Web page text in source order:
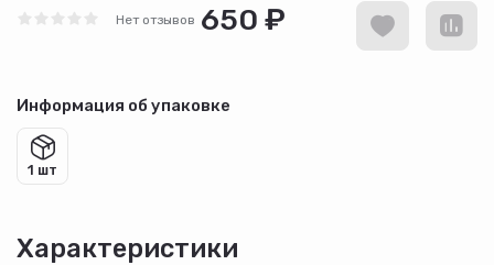
Нет отзывов 650 ₽
Информация об упаковке
1 шт
Характеристики